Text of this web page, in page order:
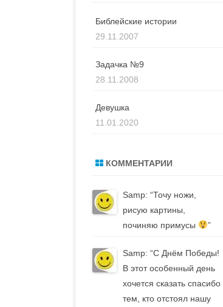
ВОДЯТЛЫ
Библейские истории
29.11.2007
Задачка №9
28.11.2008
Девушка
11.01.2020
КОММЕНТАРИИ
Samp: “Точу ножи,
рисую картины,
починяю примусы
”
Samp: “С Днём Победы!
В этот особенный день
хочется сказать спасибо
тем, кто отстоял нашу